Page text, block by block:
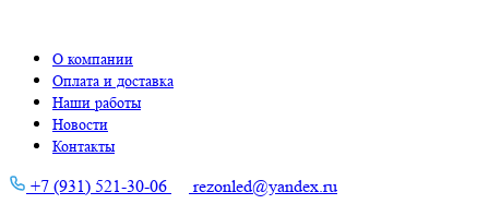
О компании
Оплата и доставка
Наши работы
Новости
Контакты
+7 (931) 521-30-06 rezonled@yandex.ru